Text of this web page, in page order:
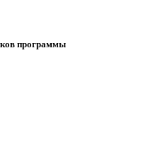
программы